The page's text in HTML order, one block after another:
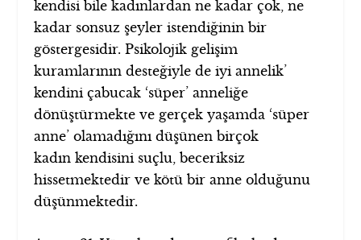
kendisi bile kadınlardan ne kadar çok, ne
kadar sonsuz şeyler istendiğinin bir
göstergesidir. Psikolojik gelişim
kuramlarının desteğiyle de iyi annelik’
kendini çabucak ‘süper’ anneliğe
dönüştürmekte ve gerçek yaşamda ‘süper
anne’ olamadığını düşünen birçok
kadın kendisini suçlu, beceriksiz
hissetmektedir ve kötü bir anne olduğunu
düşünmektedir.